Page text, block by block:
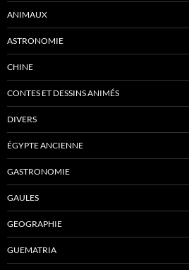
ANIMAUX
ASTRONOMIE
CHINE
CONTES ET DESSINS ANIMÉS
DIVERS
ÉGYPTE ANCIENNE
GASTRONOMIE
GAULES
GEOGRAPHIE
GUEMATRIA